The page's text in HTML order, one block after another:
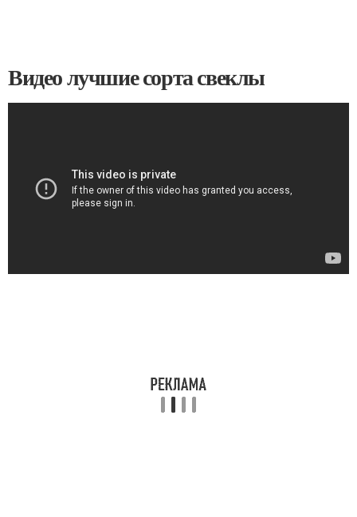
Видео лучшие сорта свеклы